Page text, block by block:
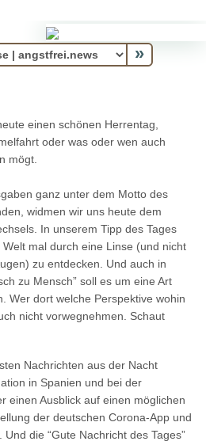
»
einen schönen Herrentag,
oder was oder wen auch
mögt.
ganz unter dem Motto des
widmen wir uns heute dem
In unserem Tipp des Tages
mal durch eine Linse (und nicht
zu entdecken. Und auch in
zu Mensch” soll es um eine Art
Wer dort welche Perspektive wohin
nicht vorwegnehmen. Schaut
Nachrichten aus der Nacht
in Spanien und bei der
einen Ausblick auf einen möglichen
der deutschen Corona-App und
die “Gute Nachricht des Tages”